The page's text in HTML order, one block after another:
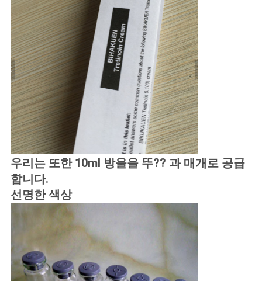
우리는 또한 10ml 방울을 뚜?? 과 매개로 공급
합니다.
선명한 색상